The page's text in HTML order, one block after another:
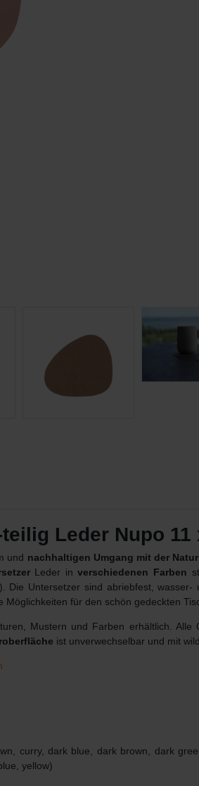
Leder Nupo
und nachhaltigen Umgang mit der Natur
Leder inverschiedenen Farben
Untersetzer sind abriebfest,
für den schön gedeckten
Mustern und Farben erhältlich.
ist unverwechselbar und mit
curry, dark blue, dark brown, dark
yellow)